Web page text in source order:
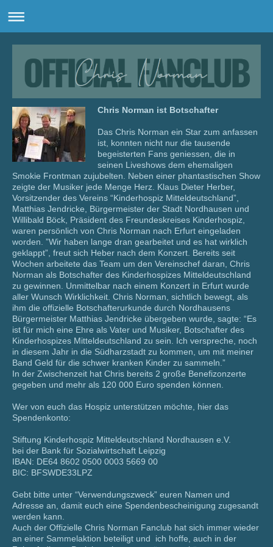
Chris Norman ist Botschafter
Das Chris Norman ein Star zum anfassen
ist, konnten nicht nur die tausende
begeisterten Fans geniessen, die in
seinen Liveshows dem ehemaligen
Smokie Frontman zujubelten. Neben einer phantastischen Show
zeigte der Musiker jede Menge Herz. Klaus Dieter Herber,
Vorsitzender des Vereins “Kinderhospiz Mitteldeutschland”,
Matthias Jendricke, Bürgermeister der Stadt Nordhausen und
Willibald Böck, Präsident des Freundeskreises Kinderhospiz,
waren persönlich von Chris Norman nach Erfurt eingeladen
worden. ”Wir haben lange dran gearbeitet und es hat wirklich
geklappt”, freut sich Heber nach dem Konzert. Bereits seit
Wochen arbeitete das Team um den Vereinschef daran, Chris
Norman als Botschafter des Kinderhospizes Mitteldeutschland
zu gewinnen. Unmittelbar nach einem Konzert in Erfurt wurde
aller Wunsch Wirklichkeit. Chris Norman, sichtlich bewegt, als
ihm die offizielle Botschafterurkunde durch Nordhausens
Bürgermeister Matthias Jendricke übergeben wurde, sagte: “Es
ist für mich eine Ehre als Vater und Musiker, Botschafter des
Kinderhospizes Mitteldeutschland zu sein. Ich verspreche, noch
in diesem Jahr in die Südharzstadt zu kommen, um mit meiner
Band Geld für die schwer kranken Kinder zu sammeln.”
In der Zwischenzeit hat Chris bereits 2 große Benefizonzerte
gegeben und mehr als 120 000 Euro spenden können.
Wer von euch das Hospiz unterstützen möchte, hier das
Spendenkonto:
Stiftung Kinderhospiz Mitteldeutschland Nordhausen e.V.
bei der Bank für Sozialwirtschaft Leipzig
IBAN: DE64 8602 0500 0003 5669 00
BIC: BFSWDE33LPZ
Gebt bitte unter “Verwendungszweck” euren Namen und
Adresse an, damit euch eine Spendenbescheinigung zugesandt
werden kann.
Auch der Offizielle Chris Norman Fanclub hat sich immer wieder
an einer Sammelaktion beteiligt und ich hoffe, auch in der